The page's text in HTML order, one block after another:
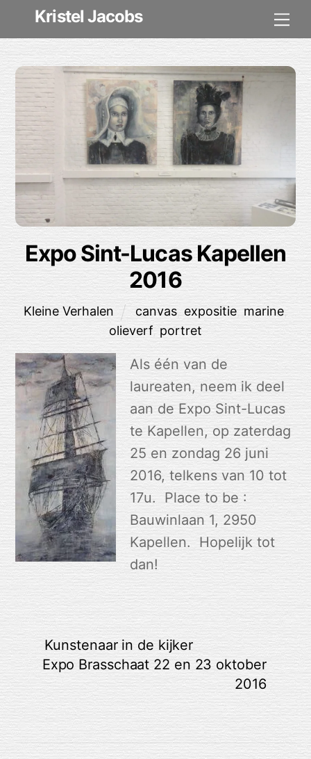
content
Kristel Jacobs
Expo Sint-Lucas Kapellen
2016
Kleine Verhalen canvas, expositie marine,
olieverf, portret
Als één van de
laureaten, neem ik deel
aan de Expo Sint-Lucas
te Kapellen, op zaterdag
25 en zondag 26 juni
2016, telkens van 10 tot
17u. Place to be :
Bauwinlaan 1, 2950
Kapellen. Hopelijk tot
dan!
Kunstenaar in de kijker
Expo Brasschaat 22 en 23 oktober
2016